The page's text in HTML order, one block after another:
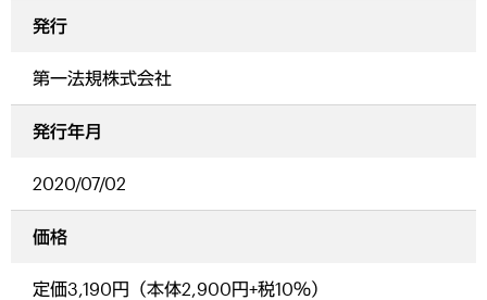
発行
第一法規株式会社
発行年月
2020/07/02
価格
定価3,190円（本体2,900円+税10％）